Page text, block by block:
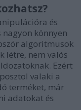
és
nagyon könnyen
algoritmusok
létre, nem valós
Ezért
valaki a
terméket, már
adatokat és